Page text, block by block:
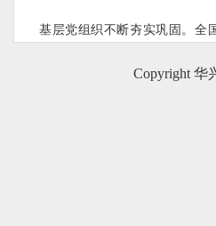
基层党组织不断夯实巩固。全
入推进，村党组织带头人队伍建
47.6%，比上年提高3.6个百分点。
Copyright 华